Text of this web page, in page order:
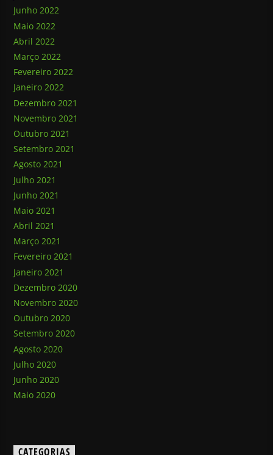
Junho 2022
Maio 2022
Abril 2022
Março 2022
Fevereiro 2022
Janeiro 2022
Dezembro 2021
Novembro 2021
Outubro 2021
Setembro 2021
Agosto 2021
Julho 2021
Junho 2021
Maio 2021
Abril 2021
Março 2021
Fevereiro 2021
Janeiro 2021
Dezembro 2020
Novembro 2020
Outubro 2020
Setembro 2020
Agosto 2020
Julho 2020
Junho 2020
Maio 2020
CATEGORIAS